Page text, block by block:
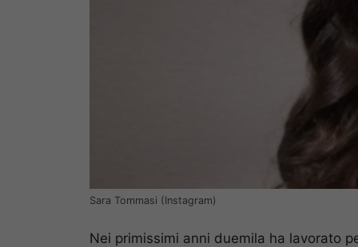
Sara Tommasi (Instagram)
Nei primissimi anni duemila ha lavorato